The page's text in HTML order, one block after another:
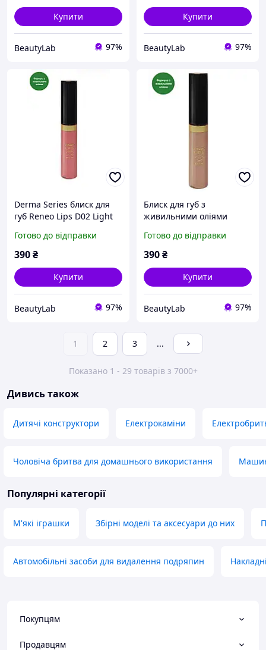
Купити
BeautyLab 97%
Купити
BeautyLab 97%
Derma Series блиск для
губ Reneo Lips D02 Light
Готово до відправки
390₴
Купити
BeautyLab 97%
Блиск для губ з
живильними оліями
D03 Siena глянцевий, 7
мл
Готово до відправки
390₴
Купити
BeautyLab 97%
1 2 3 ...
Показано 1 - 29 товарів з 7000+
Дивись також
Дитячі конструктори Електрокаміни
Чоловіча бритва для домашнього використання
Популярні категорії
М'які іграшки Збірні моделі та аксесуари до них
Автомобільні засоби для видалення подряпин
Покупцям
Продавцям